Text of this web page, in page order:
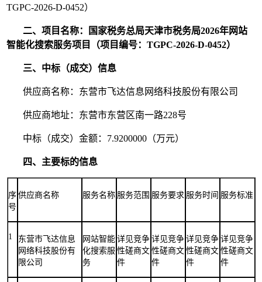
TGPC-2026-D-0452）
二、项目名称：国家税务总局天津市税务局2026年网站
智能化搜索服务项目（项目编号：TGPC-2026-D-0452）
三、中标（成交）信息
供应商名称：东营市飞达信息网络科技股份有限公司
供应商地址：东营市东营区南一路228号
中标（成交）金额：7.9200000（万元）
四、主要标的信息
序
号
供应商名称 服务名称 服务范围 服务要求 服务时间 服务标准
1
东营市飞达信息
网络科技股份有
限公司
网站智能
化搜索服
务
详见竞争
性磋商文
件
详见竞争
性磋商文
件
详见竞争
性磋商文
件
详见竞争
性磋商文
件